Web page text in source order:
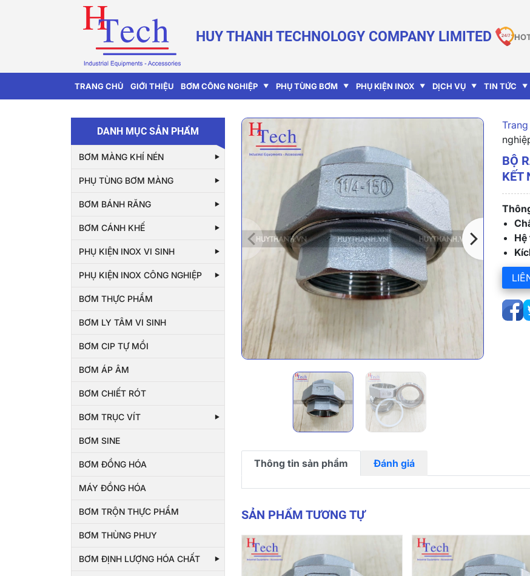
HUY THANH TECHNOLOGY COMPANY LIMITED
TRANG CHỦ GIỚI THIỆU BƠM CÔNG NGHIỆP PHỤ TÙNG BƠM PHỤ KIỆN INOX DỊCH VỤ TIN TỨC
DANH MỤC SẢN PHẨM
BƠM MÀNG KHÍ NÉN
PHỤ TÙNG BƠM MÀNG
BƠM BÁNH RĂNG
BƠM CÁNH KHẾ
PHỤ KIỆN INOX VI SINH
PHỤ KIỆN INOX CÔNG NGHIỆP
BƠM THỰC PHẨM
BƠM LY TÂM VI SINH
BƠM CIP TỰ MỒI
BƠM ÁP ÂM
BƠM CHIẾT RÓT
BƠM TRỤC VÍT
BƠM SINE
BƠM ĐỒNG HÓA
MÁY ĐỒNG HÓA
BƠM TRỘN THỰC PHẨM
BƠM THÙNG PHUY
BƠM ĐỊNH LƯỢNG HÓA CHẤT
BỘ
KẾT
Thông tin sản phẩm Đánh giá
SẢN PHẨM TƯƠNG TỰ